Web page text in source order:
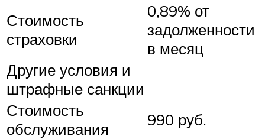
Стоимость
страховки
0,89% от
задолженности
в месяц
Другие условия и
штрафные санкции
Стоимость
обслуживания
990 руб.